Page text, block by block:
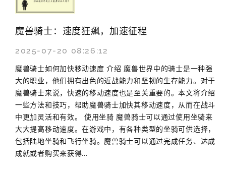
魔兽骑士：速度狂飙，加速征程
2025-07-20 08:26:12
魔兽骑士如何加快移动速度 介绍 魔兽世界中的骑士是一种强
大的职业，他们拥有出色的近战能力和坚韧的生存能力。对于
魔兽骑士来说，快速的移动速度也是至关重要的。本文将介绍
一些方法和技巧，帮助魔兽骑士加快其移动速度，从而在战斗
中更加灵活和有效。 使用坐骑 魔兽骑士可以通过使用坐骑来
大大提高移动速度。在游戏中，有各种类型的坐骑可供选择，
包括陆地坐骑和飞行坐骑。魔兽骑士可以通过完成任务、达成
成就或者购买来获得...